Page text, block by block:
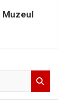
Muzeul